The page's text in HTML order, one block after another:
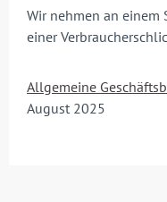
Wir nehmen an
einer
Allgemeine
August 2025